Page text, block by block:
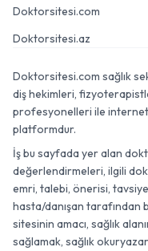
Doktorsitesi.com
Doktorsitesi.az
Doktorsitesi.com sağlık
diş hekimleri,
profesyonelleri ile internet
platformdur.
İş bu sayfada yer alan
değerlendirmeleri, ilgili
emri, talebi, önerisi,
hasta/danışan tarafından
sitesinin amacı, sağlık
sağlamak, sağlık